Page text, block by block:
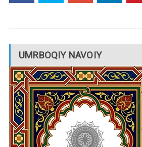
UMRBOQIY NAVOIY